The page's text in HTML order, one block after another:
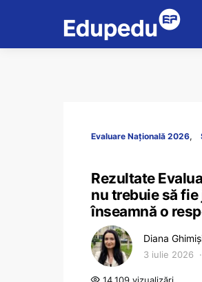
Evaluare Națională 2026
Rezultate
nu trebuie să
înseamnă o
Diana
3 iulie 2026